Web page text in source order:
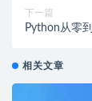
下一篇
Python从零
相关文章